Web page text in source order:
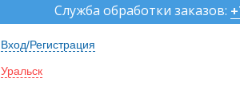
Служба обработки заказов:
Вход/Регистрация
Уральск